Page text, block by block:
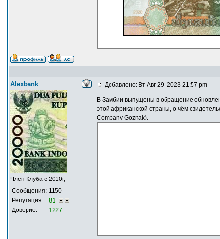
Alexbank
Член Клуба с 2010г,
Сообщения: 1150
Репутация:
81
Доверие: 1227
Добавлено: Вт Авг 29, 2023 21:57 pm
В Замбии выпущены в обращение
этой африканской страны, о чём
Company Goznak).